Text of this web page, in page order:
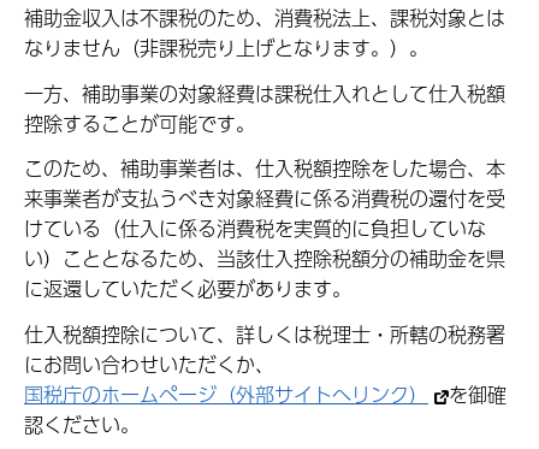
補助金収入は不課税のため、消費税法上、課税対象とは
なりません（非課税売り上げとなります。）。
一方、補助事業の対象経費は課税仕入れとして仕入税額
控除することが可能です。
このため、補助事業者は、仕入税額控除をした場合、本
来事業者が支払うべき対象経費に係る消費税の還付を受
けている（仕入に係る消費税を実質的に負担していな
い）こととなるため、当該仕入控除税額分の補助金を県
に返還していただく必要があります。
仕入税額控除について、詳しくは税理士・所轄の税務署
にお問い合わせいただくか、
国税庁のホームページ（外部サイトへリンク）
を御確
認ください。